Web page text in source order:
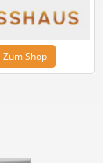
Zum Shop